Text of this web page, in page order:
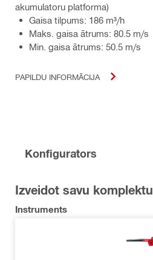
akumulatoru platforma)
Gaisa tilpums: 186 m³/h
Maks. gaisa ātrums: 80.5 m/s
Min. gaisa ātrums: 50.5 m/s
PAPILDU INFORMĀCIJA
Konfigurators
Izveidot savu komplektu
Instruments